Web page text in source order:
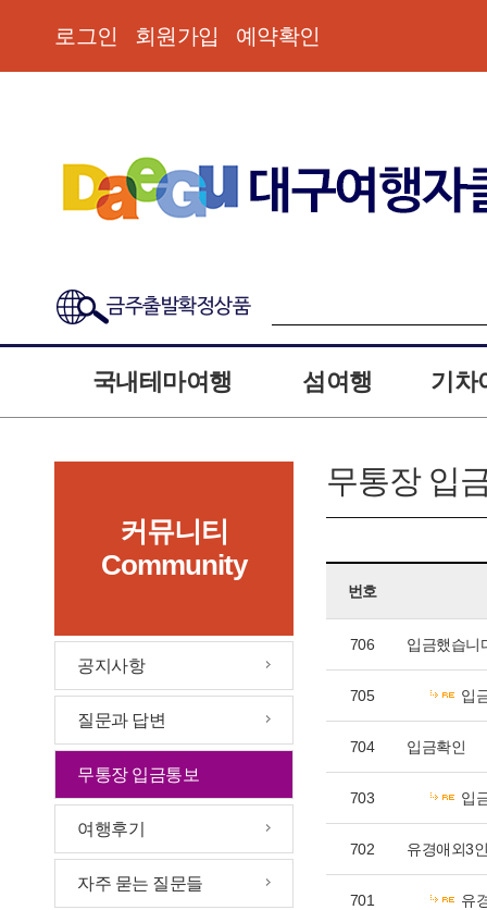
로그인 회원가입 예약확인
금주출발확정상품
국내테마여행 섬여행 기차
커뮤니티
Community
공지사항
질문과 답변
무통장 입금통보
여행후기
자주 묻는 질문들
무통장 입
번호
706 입금했습니
705 입
704 입금확인
703 입
702 유경애외3인
701 유